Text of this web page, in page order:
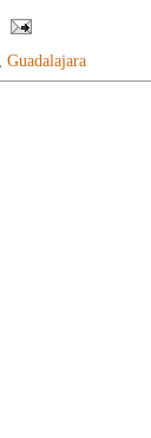
Guadalajara